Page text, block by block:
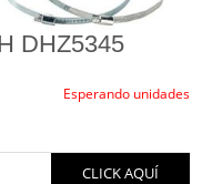
DHZ5345
Esperando unidades
CLICK AQUÍ